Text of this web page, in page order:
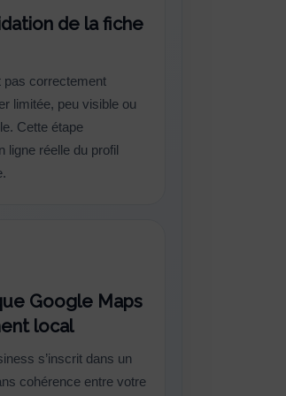
de la fiche
pas correctement
limitée, peu visible ou
Cette étape
ligne réelle du profil
Google Maps
local
s’inscrit dans un
cohérence entre votre